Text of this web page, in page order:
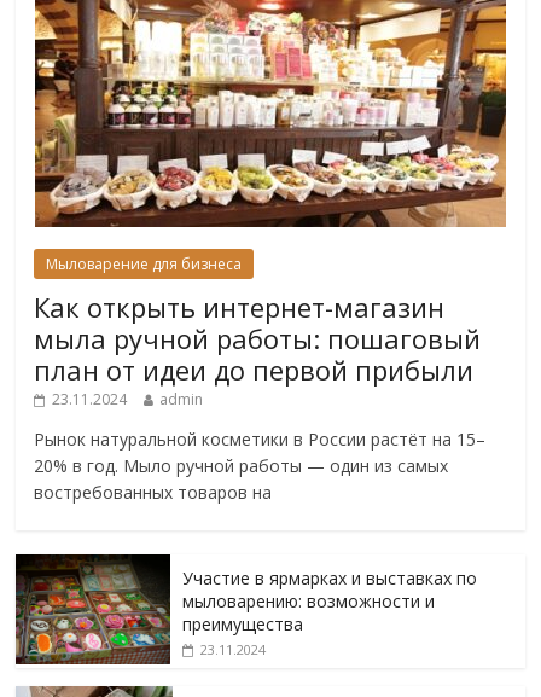
Мыловарение для бизнеса
Как открыть интернет-магазин
мыла ручной работы: пошаговый
план от идеи до первой прибыли
23.11.2024 admin
Рынок натуральной косметики в России растёт на 15–
20% в год. Мыло ручной работы — один из самых
востребованных товаров на
Участие в ярмарках и выставках по
мыловарению: возможности и
преимущества
23.11.2024